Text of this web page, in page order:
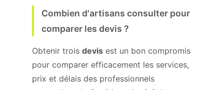
Combien d'artisans consulter pour
comparer les devis ?
Obtenir trois devis est un bon compromis
pour comparer efficacement les services,
prix et délais des professionnels